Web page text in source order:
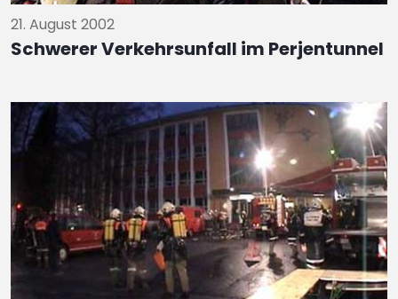
21. August 2002
Schwerer Verkehrsunfall im Perjentunnel